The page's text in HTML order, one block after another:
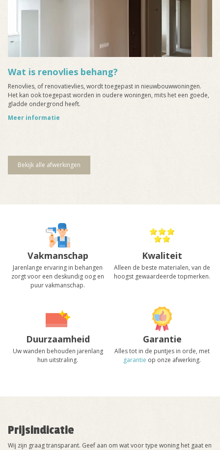
Wat is renovlies behang?
Renovlies, of renovatievlies, wordt toegepast in nieuwbouwwoningen.
Het kan ook toegepast worden in oudere woningen, mits het een goede,
gladde ondergrond heeft.
Meer informatie
Bekijk alle afwerkingen
Vakmanschap
Jarenlange ervaring in behangen
zorgt voor een deskundig oog en
puur vakmanschap.
Kwaliteit
Alleen de beste materialen, van de
hoogst gewaardeerde topmerken.
Duurzaamheid
Uw wanden behouden jarenlang
hun uitstraling.
Garantie
Alles tot in de puntjes in orde, met
garantie op onze afwerking.
Prijsindicatie
Wij zijn graag transparant. Geef aan om wat voor type woning het gaat en